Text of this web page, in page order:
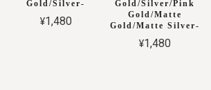
Gold/Silver-
¥1,480
Gold/Silver/Pink
Gold/Matte
Gold/Matte Silver-
¥1,480